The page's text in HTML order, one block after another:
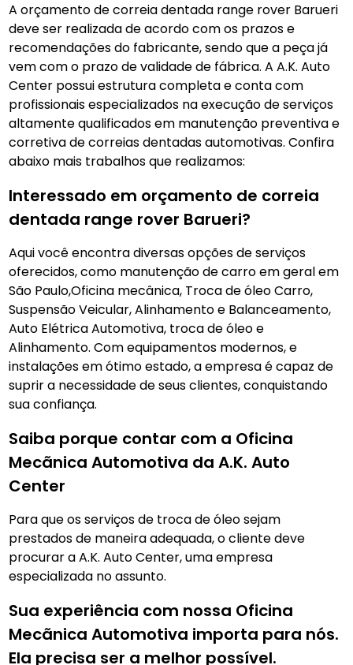
A orçamento de correia dentada range rover Barueri
deve ser realizada de acordo com os prazos e
recomendações do fabricante, sendo que a peça já
vem com o prazo de validade de fábrica. A A.K. Auto
Center possui estrutura completa e conta com
profissionais especializados na execução de serviços
altamente qualificados em manutenção preventiva e
corretiva de correias dentadas automotivas. Confira
abaixo mais trabalhos que realizamos:
Interessado em orçamento de correia
dentada range rover Barueri?
Aqui você encontra diversas opções de serviços
oferecidos, como manutenção de carro em geral em
São Paulo,Oficina mecânica, Troca de óleo Carro,
Suspensão Veicular, Alinhamento e Balanceamento,
Auto Elétrica Automotiva, troca de óleo e
Alinhamento. Com equipamentos modernos, e
instalações em ótimo estado, a empresa é capaz de
suprir a necessidade de seus clientes, conquistando
sua confiança.
Saiba porque contar com a Oficina
Mecãnica Automotiva da A.K. Auto
Center
Para que os serviços de troca de óleo sejam
prestados de maneira adequada, o cliente deve
procurar a A.K. Auto Center, uma empresa
especializada no assunto.
Sua experiência com nossa Oficina
Mecãnica Automotiva importa para nós.
Ela precisa ser a melhor possível.